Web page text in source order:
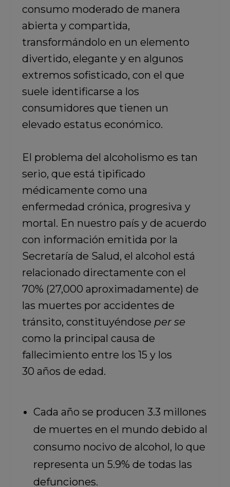
consumo moderado de manera
abierta y compartida,
transformándolo en un elemento
divertido, elegante y en algunos
extremos sofisticado, con el que
suele identificarse a los
consumidores que tienen un
elevado estatus económico.
El problema del alcoholismo es tan
serio, que está tipificado
médicamente como una
enfermedad crónica, progresiva y
mortal. En nuestro país y de acuerdo
con información emitida por la
Secretaría de Salud, el alcohol está
relacionado directamente con el
70% (27,000 aproximadamente) de
las muertes por accidentes de
tránsito, constituyéndose per se
como la principal causa de
fallecimiento entre los 15 y los
30 años de edad.
Cada año se producen 3.3 millones
de muertes en el mundo debido al
consumo nocivo de alcohol, lo que
representa un 5.9% de todas las
defunciones.